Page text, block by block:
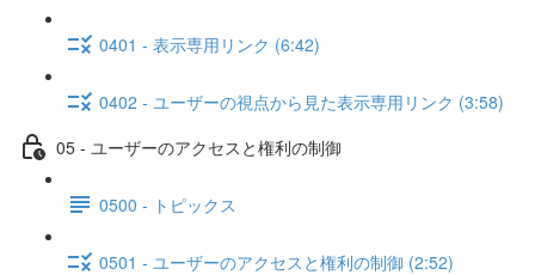
0401 - 表示専用リンク (6:42)
0402 - ユーザーの視点から見た表示専用リンク (3:58)
05 - ユーザーのアクセスと権利の制御
0500 - トピックス
0501 - ユーザーのアクセスと権利の制御 (2:52)